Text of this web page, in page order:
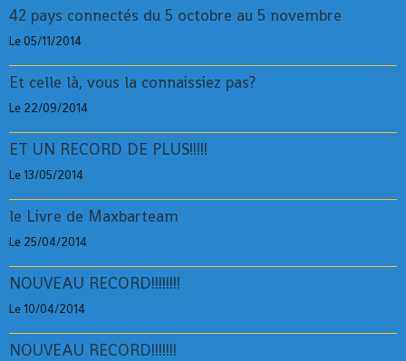
42 pays connectés du 5 octobre au 5 novembre
Le 05/11/2014
Et celle là, vous la connaissiez pas?
Le 22/09/2014
ET UN RECORD DE PLUS!!!!!
Le 13/05/2014
le Livre de Maxbarteam
Le 25/04/2014
NOUVEAU RECORD!!!!!!!!
Le 10/04/2014
NOUVEAU RECORD!!!!!!!